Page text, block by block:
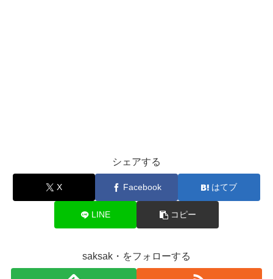
シェアする
X Facebook はてブ
LINE コピー
saksak・をフォローする